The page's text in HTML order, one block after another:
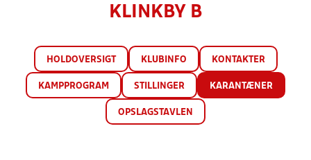
KLINKBY B
HOLDOVERSIGT KLUBINFO KONTAKTER
KAMPPROGRAM STILLINGER KARANTÆNER
OPSLAGSTAVLEN